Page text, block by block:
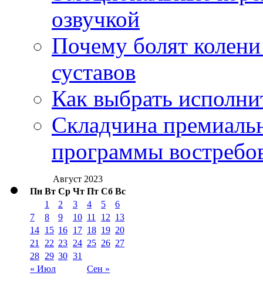
озвучкой
Почему болят
суставов
Как выбрать
Складчина
программы
Август 2023
Пн Вт Ср Чт Пт Сб Вс
« Июл Сен »
1 2 3 4 5
6
7
8 9 10 11 12 13
14 15 16 17 18 19 20
21
22 23 24 25 26 27
28 29 30 31